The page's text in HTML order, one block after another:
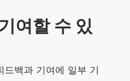
여할 수 있
백과 기여에 일부 기